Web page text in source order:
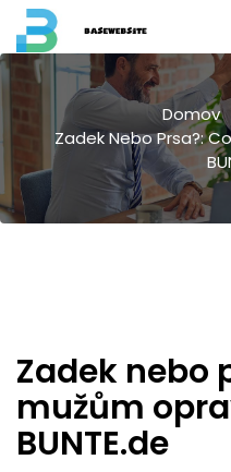
Domov
Zadek Nebo Prsa?:
Zadek nebo
mužům
BUNTE.de